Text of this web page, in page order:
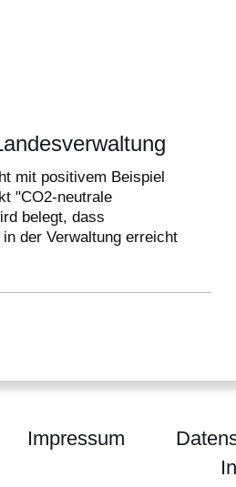
mit positivem Beispiel
"CO2-neutrale
belegt, dass
der Verwaltung erreicht
Impressum